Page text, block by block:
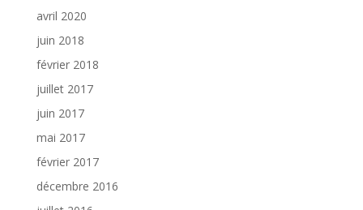
avril 2020
juin 2018
février 2018
juillet 2017
juin 2017
mai 2017
février 2017
décembre 2016